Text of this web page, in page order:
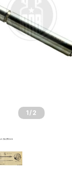
1 /2